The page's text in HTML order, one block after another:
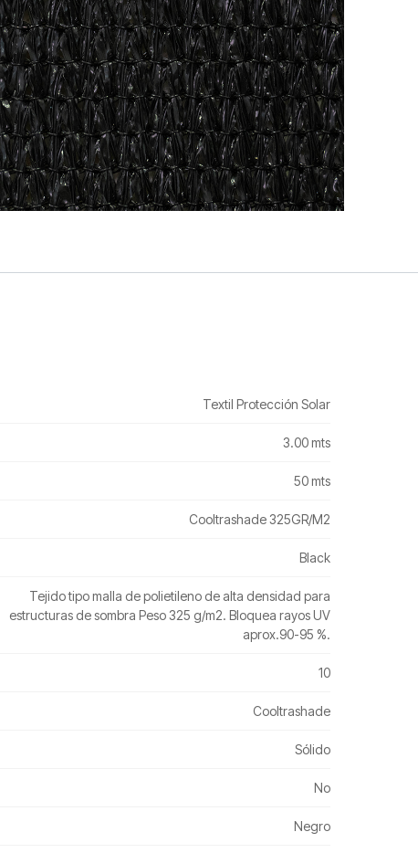
Textil Protección Solar
3.00 mts
50 mts
Cooltrashade 325GR/M2
Black
Tejido tipo malla de polietileno de alta densidad para
estructuras de sombra Peso 325 g/m2. Bloquea rayos UV
aprox.90-95 %.
10
Cooltrashade
Sólido
No
Negro